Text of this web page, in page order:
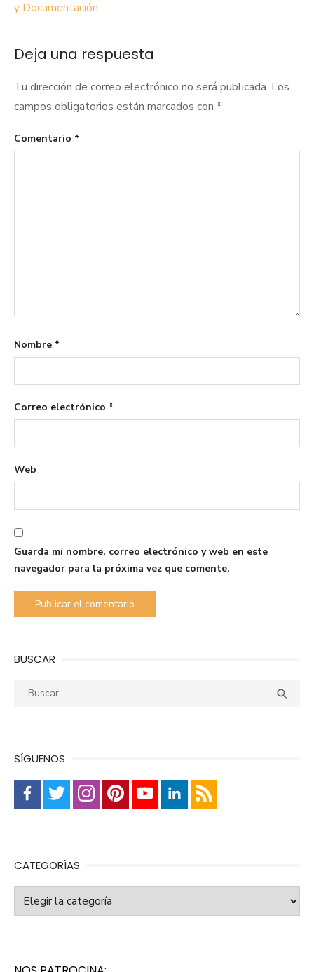
entradas
y Documentación
Deja una respuesta
Tu dirección de correo electrónico no será publicada. Los
campos obligatorios están marcados con *
Comentario *
Nombre *
Correo electrónico *
Web
Guarda mi nombre, correo electrónico y web en este
navegador para la próxima vez que comente.
BUSCAR
Buscar: 
SÍGUENOS
CATEGORÍAS
Categorías